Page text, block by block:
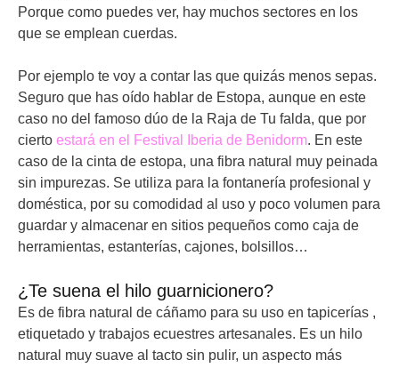
Porque como puedes ver, hay muchos sectores en los
que se emplean cuerdas.
Por ejemplo te voy a contar las que quizás menos sepas.
Seguro que has oído hablar de Estopa, aunque en este
caso no del famoso dúo de la Raja de Tu falda, que por
cierto estará en el Festival Iberia de Benidorm. En este
caso de la cinta de estopa, una fibra natural muy peinada
sin impurezas. Se utiliza para la fontanería profesional y
doméstica, por su comodidad al uso y poco volumen para
guardar y almacenar en sitios pequeños como caja de
herramientas, estanterías, cajones, bolsillos…
¿Te suena el hilo guarnicionero?
Es de fibra natural de cáñamo para su uso en tapicerías ,
etiquetado y trabajos ecuestres artesanales. Es un hilo
natural muy suave al tacto sin pulir, un aspecto más